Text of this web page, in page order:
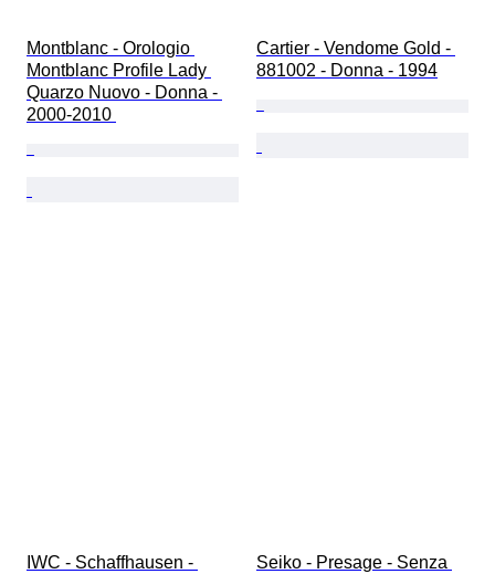
Montblanc - Orologio
Montblanc Profile Lady
Quarzo Nuovo - Donna -
2000-2010
Cartier - Vendome Gold -
881002 - Donna - 1994
IWC - Schaffhausen -
Seiko - Presage - Senza